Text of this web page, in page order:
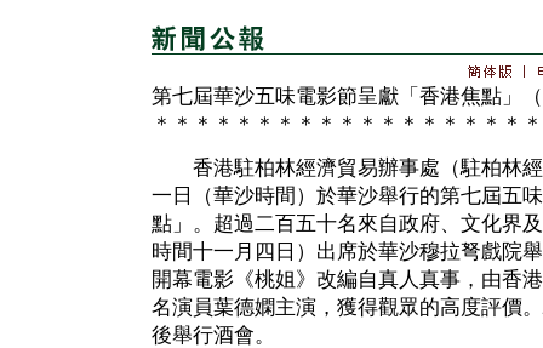
第七屆華沙五味電影節呈獻「香港焦點」
＊＊＊＊＊＊＊＊＊＊＊＊＊＊＊＊＊＊
香港駐柏林經濟貿易辦事處（駐柏林經
一日（華沙時間）於華沙舉行的第七屆五
點」。超過二百五十名來自政府、文化界
時間十一月四日）出席於華沙穆拉弩戲院
開幕電影《桃姐》改編自真人真事，由香
名演員葉德嫻主演，獲得觀眾的高度評價
後舉行酒會。